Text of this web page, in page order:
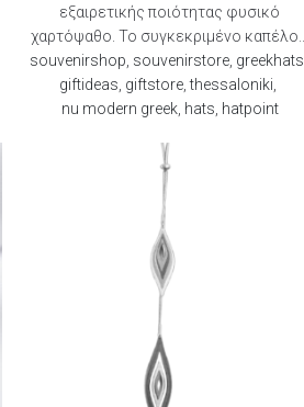
εξαιρετικής ποιότητας φυσικό
χαρτόψαθο. Το συγκεκριμένο καπέλο...
souvenirshop souvenirstore, greekhats
giftideas giftstore ,thessaloniki
nu modern greek, hats hatpoint